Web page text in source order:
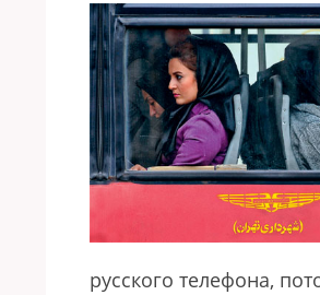
русского телефона,